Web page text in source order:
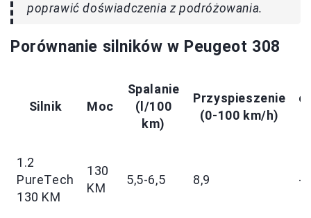
poprawić doświadczenia z podróżowania.
Porównanie silników w Peugeot 308
Silnik Moc
Spalanie
(l/100
km)
Przyspieszenie
(0-100 km/h)
1.2
PureTech
130 KM
130
KM
5,5-6,5 8,9 -